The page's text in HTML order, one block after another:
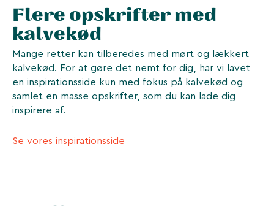
Flere opskrifter med
kalvekød
Mange retter kan tilberedes med mørt og lækkert
kalvekød. For at gøre det nemt for dig, har vi lavet
en inspirationsside kun med fokus på kalvekød og
samlet en masse opskrifter, som du kan lade dig
inspirere af.
Se vores inspirationsside